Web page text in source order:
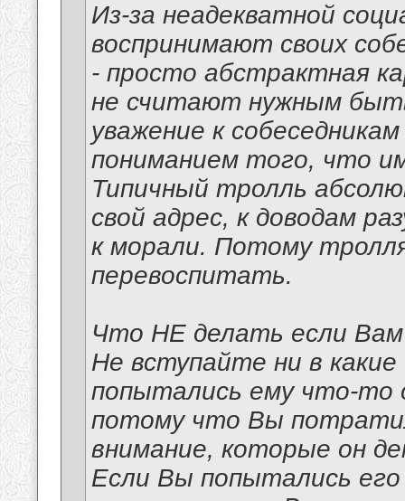
Из-за неадекватной
воспринимают своих
- просто абстрактная
не считают нужным
уважение к
пониманием того, что
Типичный тролль
свой адрес, к доводам
к морали. Потому
перевоспитать.
Что НЕ делать если Вам
Не вступайте ни в
попытались ему что-то
потому что Вы
внимание, которые он
Если Вы попытались